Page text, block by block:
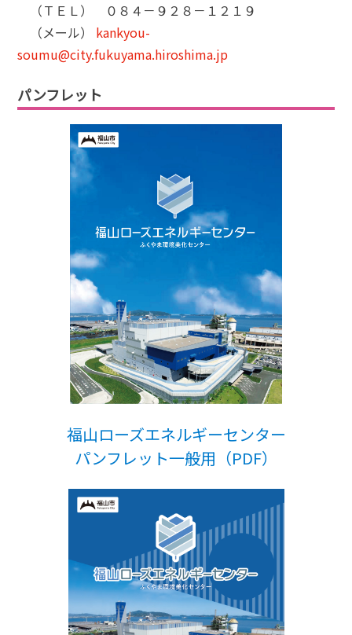
（ＴＥＬ） ０８４－９２８－１２１９
（メール） kankyou-
soumu@city.fukuyama.hiroshima.jp
パンフレット
福山ローズエネルギーセンター
パンフレット一般用（PDF）